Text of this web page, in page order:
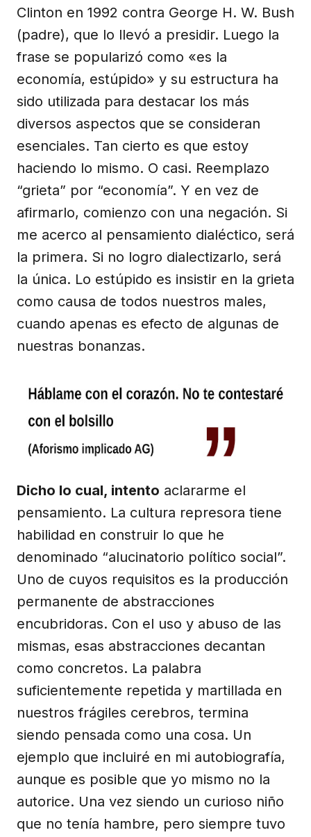
Clinton en 1992 contra George H. W. Bush
(padre), que lo llevó a presidir. Luego la
frase se popularizó como «es la
economía, estúpido» y su estructura ha
sido utilizada para destacar los más
diversos aspectos que se consideran
esenciales. Tan cierto es que estoy
haciendo lo mismo. O casi. Reemplazo
“grieta” por “economía”. Y en vez de
afirmarlo, comienzo con una negación. Si
me acerco al pensamiento dialéctico, será
la primera. Si no logro dialectizarlo, será
la única. Lo estúpido es insistir en la grieta
como causa de todos nuestros males,
cuando apenas es efecto de algunas de
nuestras bonanzas.
Dicho lo cual, intento aclararme el
pensamiento. La cultura represora tiene
habilidad en construir lo que he
denominado “alucinatorio político social”.
Uno de cuyos requisitos es la producción
permanente de abstracciones
encubridoras. Con el uso y abuso de las
mismas, esas abstracciones decantan
como concretos. La palabra
suficientemente repetida y martillada en
nuestros frágiles cerebros, termina
siendo pensada como una cosa. Un
ejemplo que incluiré en mi autobiografía,
aunque es posible que yo mismo no la
autorice. Una vez siendo un curioso niño
que no tenía hambre, pero siempre tuvo